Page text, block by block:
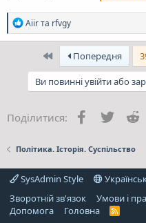
Р
е
а
Aiirта rfvgy
ПершийПопередня
Ви повинні увійти або
Поділитися: Facebook
Twitter
Політика. Історія. Суспільство
SysAdmin Style
Зворотній зв'язок
Умови і
Дoпoмoга
Головна
R